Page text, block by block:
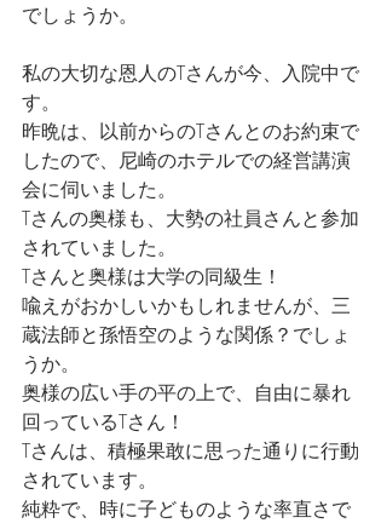
でしょうか。
私の大切な恩人のTさんが今、入院中で
す。
昨晩は、以前からのTさんとのお約束で
したので、尼崎のホテルでの経営講演
会に伺いました。
Tさんの奥様も、大勢の社員さんと参加
されていました。
Tさんと奥様は大学の同級生！
喩えがおかしいかもしれませんが、三
蔵法師と孫悟空のような関係？でしょ
うか。
奥様の広い手の平の上で、自由に暴れ
回っているTさん！
Tさんは、積極果敢に思った通りに行動
されています。
純粋で、時に子どものような率直さで